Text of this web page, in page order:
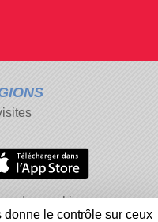
des cookies
contenu inapproprié
le contrôle sur ceux